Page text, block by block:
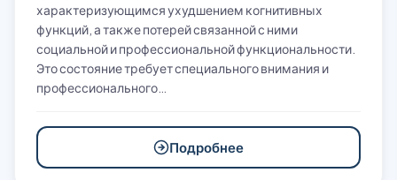
характеризующимся ухудшением когнитивных
функций, а также потерей связанной с ними
социальной и профессиональной функциональности.
Это состояние требует специального внимания и
профессионального…
Подробнее